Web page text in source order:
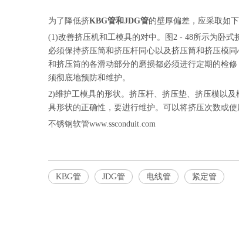
为了降低挤KBG管和JDG管的壁厚偏差，应采取如
(1)改善挤压机和工模具的对中。图2 - 48所示为卧
必须保持挤压筒和挤压杆同心以及挤压筒和挤压模
和挤压筒的各滑动部分的磨损都必须进行定期的检
须彻底地预防和维护。
2)维护工模具的形状。挤压杆、挤压垫、挤压模以
具形状的正确性，要进行维护。可以将挤压次数或
不锈钢软管www.ssconduit.com
KBG管 JDG管 电线管 紧定管